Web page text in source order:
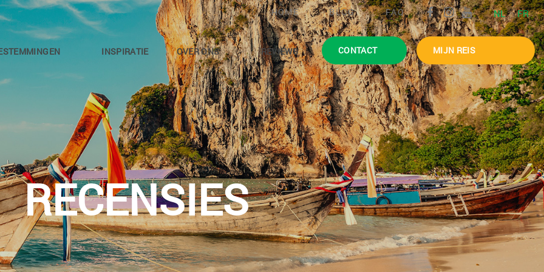
HOME BLOG FAQ NL FR
INSPIRATIE OVER ONS REVIEWS CONTACT MIJN REIS
RECENSIES